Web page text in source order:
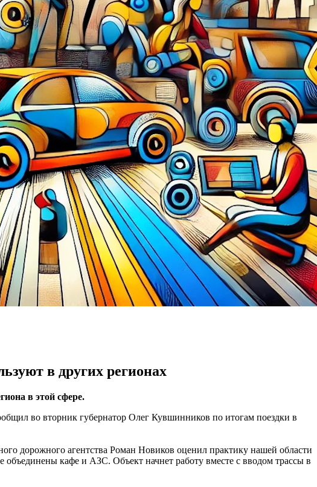
в других регионах
в этой сфере.
во вторник губернатор Олег Кувшинников по итогам поездки в
дорожного агентства Роман Новиков оценил практику нашей области
кафе и АЗС. Объект начнет работу вместе с вводом трассы в